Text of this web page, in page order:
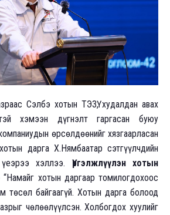
Сэлбэ хотын ТЭЗҮ, худалдан авах
хэмээн дүгнэлт гаргасан буюу
өрсөлдөөнийг хязгаарласан
дарга Х.Нямбаатар сэтгүүлчдийн
хэллээ. Үргэлжлүүлэн хотын
“Намайг хотын даргаар томилогдохоос
төсөл байгаагүй. Хотын дарга болоод
чөлөөлүүлсэн. Холбогдох хуулийг